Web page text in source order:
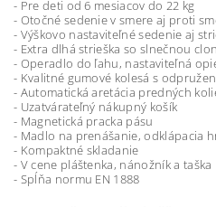
- Pre deti od 6 mesiacov do 22 kg
- Otočné sedenie v smere aj proti
- Výškovo nastaviteľné sedenie aj
- Extra dlhá strieška so slnečnou
- Operadlo do ľahu, nastaviteľná
- Kvalitné gumové kolesá s
- Automatická aretácia predných
- Uzatvárateľný nákupný košík
- Magnetická pracka pásu
- Madlo na prenášanie, odklápacia
- Kompaktné skladanie
- V cene pláštenka, nánožník a taška
- Spĺňa normu EN 1888